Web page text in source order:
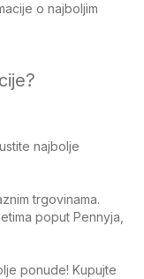
o najboljim
najbolje
trgovinama.
poput Pennyja,
ponude! Kupujte